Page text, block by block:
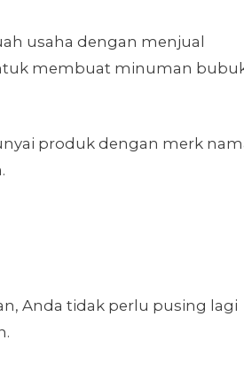
usaha dengan menjual
membuat minuman
produk dengan merk
Anda tidak perlu pusing lagi